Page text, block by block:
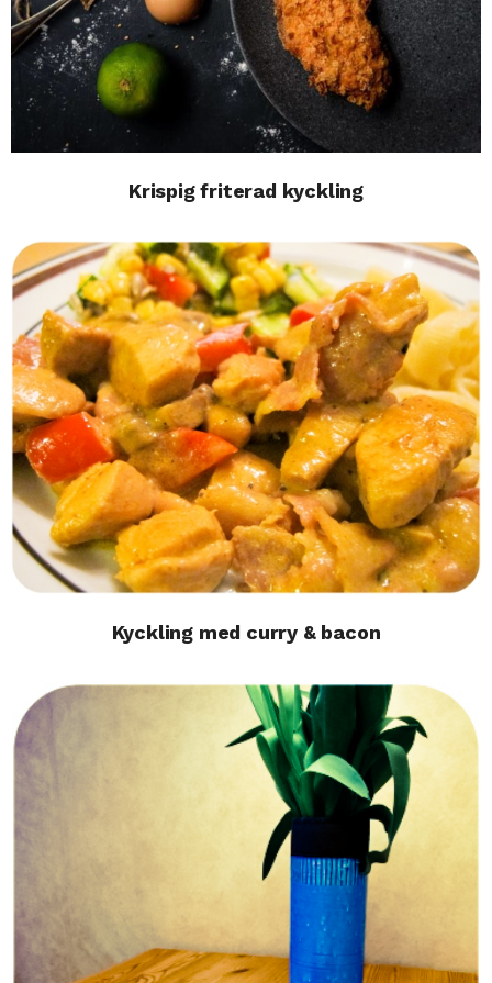
Krispig friterad kyckling
Kyckling med curry & bacon